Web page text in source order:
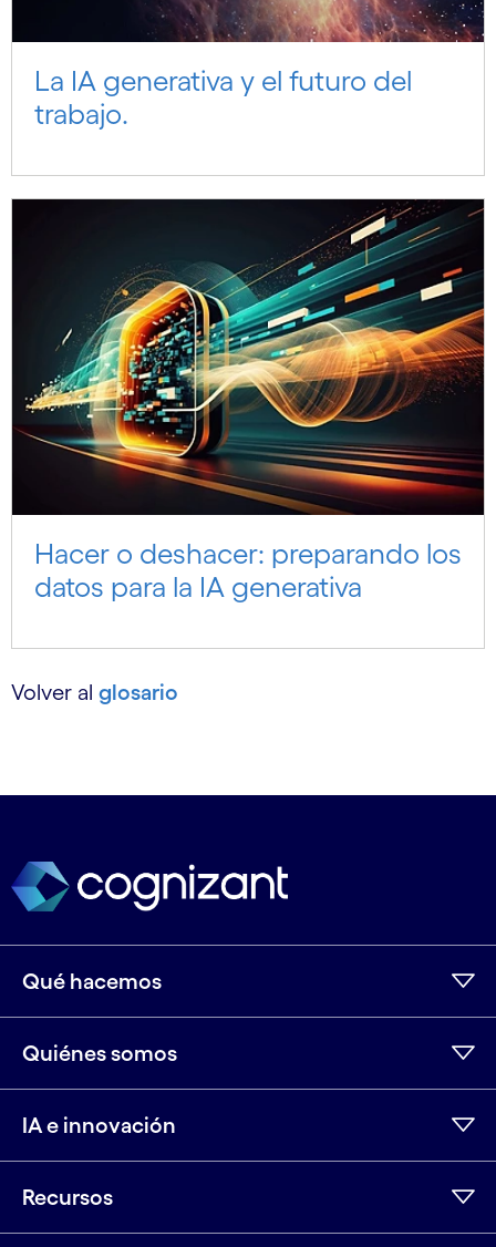
La IA generativa y el futuro del
trabajo.
Hacer o deshacer: preparando los
datos para la IA generativa
Volver al glosario
Qué hacemos
Quiénes somos
IA e innovación
Recursos